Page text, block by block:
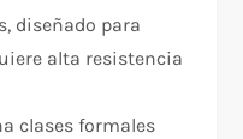
diseñado para
alta resistencia
clases formales